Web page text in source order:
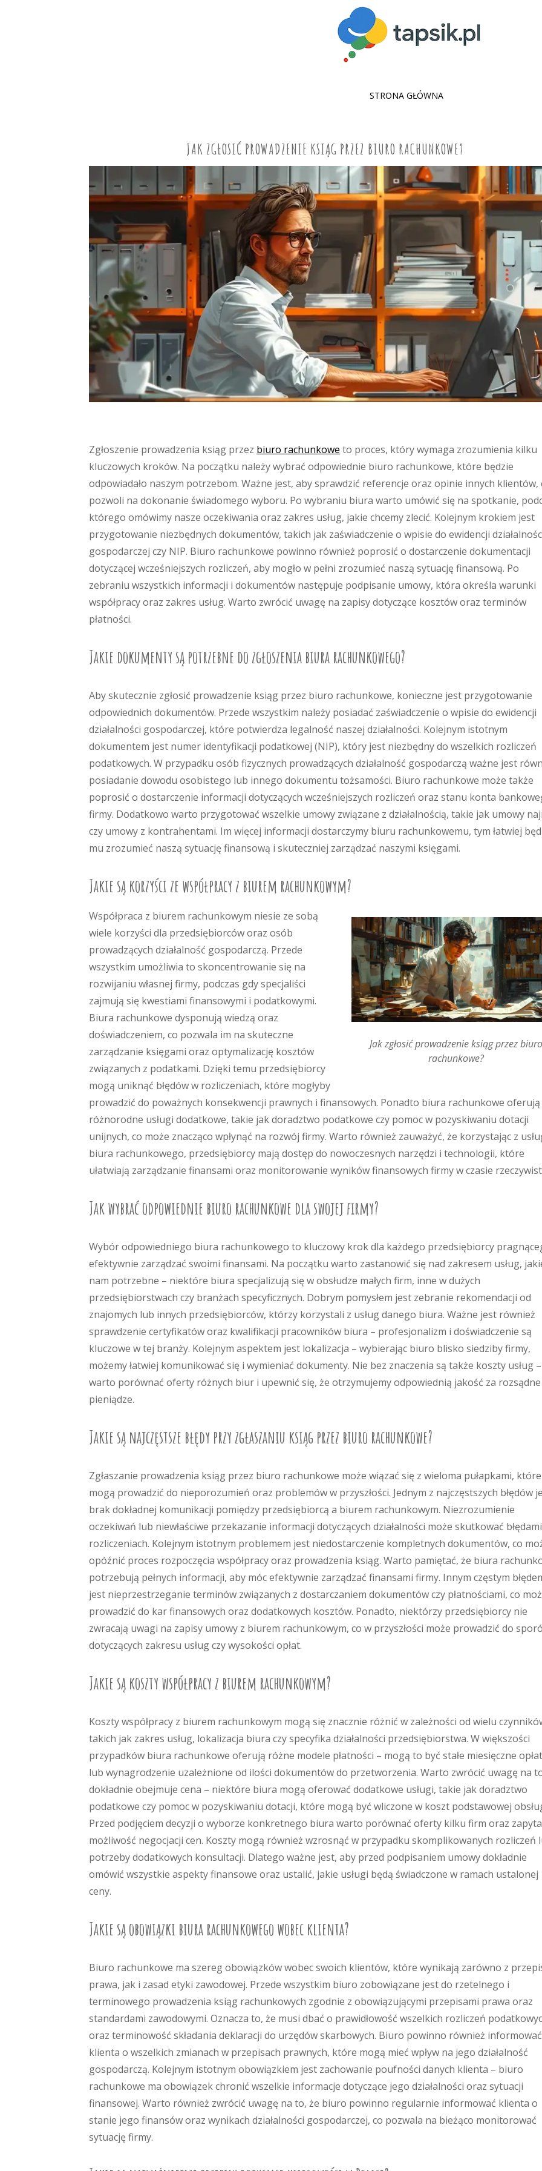
SKIP
STRONA GŁÓWNA
JAK ZGŁOSIĆ PROWADZENIE KSIĄG PRZEZ BIURO RACHUNKOWE?
Zgłoszenie prowadzenia ksiąg przez biuro rachunkowe to proces, który wymaga zrozumienia kilku
kluczowych kroków. Na początku należy wybrać odpowiednie biuro rachunkowe, które będzie
odpowiadało naszym potrzebom. Ważne jest, aby sprawdzić referencje oraz opinie innych klientów,
pozwoli na dokonanie świadomego wyboru. Po wybraniu biura warto umówić się na spotkanie,
którego omówimy nasze oczekiwania oraz zakres usług, jakie chcemy zlecić. Kolejnym krokiem jest
przygotowanie niezbędnych dokumentów, takich jak zaświadczenie o wpisie do ewidencji
gospodarczej czy NIP. Biuro rachunkowe powinno również poprosić o dostarczenie dokumentacji
dotyczącej wcześniejszych rozliczeń, aby mogło w pełni zrozumieć naszą sytuację finansową. Po
zebraniu wszystkich informacji i dokumentów następuje podpisanie umowy, która określa warunki
współpracy oraz zakres usług. Warto zwrócić uwagę na zapisy dotyczące kosztów oraz terminów
płatności.
Jakie dokumenty są potrzebne do zgłoszenia biura rachunkowego?
Aby skutecznie zgłosić prowadzenie ksiąg przez biuro rachunkowe, konieczne jest przygotowanie
odpowiednich dokumentów. Przede wszystkim należy posiadać zaświadczenie o wpisie do ewidencji
działalności gospodarczej, które potwierdza legalność naszej działalności. Kolejnym istotnym
dokumentem jest numer identyfikacji podatkowej (NIP), który jest niezbędny do wszelkich rozliczeń
podatkowych. W przypadku osób fizycznych prowadzących działalność gospodarczą ważne jest
posiadanie dowodu osobistego lub innego dokumentu tożsamości. Biuro rachunkowe może także
poprosić o dostarczenie informacji dotyczących wcześniejszych rozliczeń oraz stanu konta
firmy. Dodatkowo warto przygotować wszelkie umowy związane z działalnością, takie jak umowy
czy umowy z kontrahentami. Im więcej informacji dostarczymy biuru rachunkowemu, tym łatwiej
mu zrozumieć naszą sytuację finansową i skuteczniej zarządzać naszymi księgami.
Jakie są korzyści ze współpracy z biurem rachunkowym?
Jak zgłosić prowadzenie ksiąg przez biuro
rachunkowe?
Współpraca z biurem rachunkowym niesie ze sobą
wiele korzyści dla przedsiębiorców oraz osób
prowadzących działalność gospodarczą. Przede
wszystkim umożliwia to skoncentrowanie się na
rozwijaniu własnej firmy, podczas gdy specjaliści
zajmują się kwestiami finansowymi i podatkowymi.
Biura rachunkowe dysponują wiedzą oraz
doświadczeniem, co pozwala im na skuteczne
zarządzanie księgami oraz optymalizację kosztów
związanych z podatkami. Dzięki temu przedsiębiorcy
mogą uniknąć błędów w rozliczeniach, które mogłyby
prowadzić do poważnych konsekwencji prawnych i finansowych. Ponadto biura rachunkowe oferują
różnorodne usługi dodatkowe, takie jak doradztwo podatkowe czy pomoc w pozyskiwaniu dotacji
unijnych, co może znacząco wpłynąć na rozwój firmy. Warto również zauważyć, że korzystając z
biura rachunkowego, przedsiębiorcy mają dostęp do nowoczesnych narzędzi i technologii, które
ułatwiają zarządzanie finansami oraz monitorowanie wyników finansowych firmy w czasie
Jak wybrać odpowiednie biuro rachunkowe dla swojej firmy?
Wybór odpowiedniego biura rachunkowego to kluczowy krok dla każdego przedsiębiorcy
efektywnie zarządzać swoimi finansami. Na początku warto zastanowić się nad zakresem usług,
nam potrzebne – niektóre biura specjalizują się w obsłudze małych firm, inne w dużych
przedsiębiorstwach czy branżach specyficznych. Dobrym pomysłem jest zebranie rekomendacji od
znajomych lub innych przedsiębiorców, którzy korzystali z usług danego biura. Ważne jest również
sprawdzenie certyfikatów oraz kwalifikacji pracowników biura – profesjonalizm i doświadczenie są
kluczowe w tej branży. Kolejnym aspektem jest lokalizacja – wybierając biuro blisko siedziby firmy,
możemy łatwiej komunikować się i wymieniać dokumenty. Nie bez znaczenia są także koszty usług –
warto porównać oferty różnych biur i upewnić się, że otrzymujemy odpowiednią jakość za rozsądne
pieniądze.
Jakie są najczęstsze błędy przy zgłaszaniu ksiąg przez biuro rachunkowe?
Zgłaszanie prowadzenia ksiąg przez biuro rachunkowe może wiązać się z wieloma pułapkami, które
mogą prowadzić do nieporozumień oraz problemów w przyszłości. Jednym z najczęstszych błędów
brak dokładnej komunikacji pomiędzy przedsiębiorcą a biurem rachunkowym. Niezrozumienie
oczekiwań lub niewłaściwe przekazanie informacji dotyczących działalności może skutkować
rozliczeniach. Kolejnym istotnym problemem jest niedostarczenie kompletnych dokumentów, co
opóźnić proces rozpoczęcia współpracy oraz prowadzenia ksiąg. Warto pamiętać, że biura
potrzebują pełnych informacji, aby móc efektywnie zarządzać finansami firmy. Innym częstym
jest nieprzestrzeganie terminów związanych z dostarczaniem dokumentów czy płatnościami, co
prowadzić do kar finansowych oraz dodatkowych kosztów. Ponadto, niektórzy przedsiębiorcy nie
zwracają uwagi na zapisy umowy z biurem rachunkowym, co w przyszłości może prowadzić do
dotyczących zakresu usług czy wysokości opłat.
Jakie są koszty współpracy z biurem rachunkowym?
Koszty współpracy z biurem rachunkowym mogą się znacznie różnić w zależności od wielu
takich jak zakres usług, lokalizacja biura czy specyfika działalności przedsiębiorstwa. W większości
przypadków biura rachunkowe oferują różne modele płatności – mogą to być stałe miesięczne
lub wynagrodzenie uzależnione od ilości dokumentów do przetworzenia. Warto zwrócić uwagę na
dokładnie obejmuje cena – niektóre biura mogą oferować dodatkowe usługi, takie jak doradztwo
podatkowe czy pomoc w pozyskiwaniu dotacji, które mogą być wliczone w koszt podstawowej
Przed podjęciem decyzji o wyborze konkretnego biura warto porównać oferty kilku firm oraz
możliwość negocjacji cen. Koszty mogą również wzrosnąć w przypadku skomplikowanych rozliczeń
potrzeby dodatkowych konsultacji. Dlatego ważne jest, aby przed podpisaniem umowy dokładnie
omówić wszystkie aspekty finansowe oraz ustalić, jakie usługi będą świadczone w ramach ustalonej
ceny.
Jakie są obowiązki biura rachunkowego wobec klienta?
Biuro rachunkowe ma szereg obowiązków wobec swoich klientów, które wynikają zarówno z
prawa, jak i zasad etyki zawodowej. Przede wszystkim biuro zobowiązane jest do rzetelnego i
terminowego prowadzenia ksiąg rachunkowych zgodnie z obowiązującymi przepisami prawa oraz
standardami zawodowymi. Oznacza to, że musi dbać o prawidłowość wszelkich rozliczeń
oraz terminowość składania deklaracji do urzędów skarbowych. Biuro powinno również informować
klienta o wszelkich zmianach w przepisach prawnych, które mogą mieć wpływ na jego działalność
gospodarczą. Kolejnym istotnym obowiązkiem jest zachowanie poufności danych klienta – biuro
rachunkowe ma obowiązek chronić wszelkie informacje dotyczące jego działalności oraz sytuacji
finansowej. Warto również zwrócić uwagę na to, że biuro powinno regularnie informować klienta o
stanie jego finansów oraz wynikach działalności gospodarczej, co pozwala na bieżąco monitorować
sytuację firmy.